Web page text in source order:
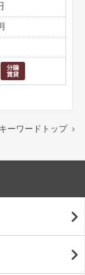
キーワードトップ 